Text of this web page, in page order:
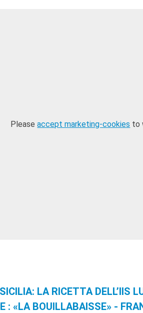
Pleaseaccept marketing-cookies to
LA RICETTA DELL’IIS
: «LA BOUILLABAISSE» -